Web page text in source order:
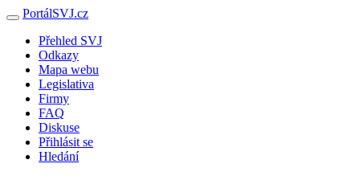
PortálSVJ.cz
Přehled SVJ
Odkazy
Mapa webu
Legislativa
Firmy
FAQ
Diskuse
Přihlásit se
Hledání